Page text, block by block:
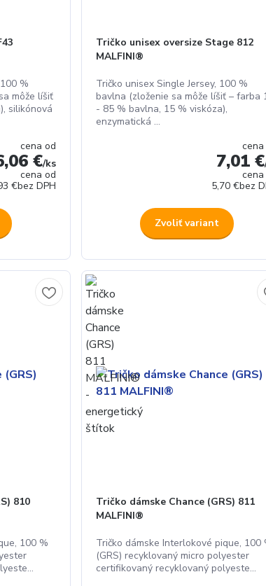
%
môže líšiť
silikónová
cena od
€/ks
cena od
€bez DPH
Tričko unisex oversize Stage 812
MALFINI®
Tričko unisex Single Jersey, 100 %
bavlna (zloženie sa môže líšiť – farba
- 85 % bavlna, 15 % viskóza),
enzymatická ...
cena
7,01 €
cena
5,70 €bez
Zvoliť variant
810
100 %
Tričko dámske Chance (GRS) 811
MALFINI®
Tričko dámske Interlokové pique, 100
(GRS) recyklovaný micro polyester
certifikovaný recyklovaný polyeste...